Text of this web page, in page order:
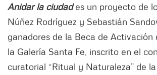
Anidar la ciudades un proyecto de
Núñez Rodríguez y Sebastián
ganadores de la Beca de Activación
la Galería Santa Fe, inscrito en el
curatorial “Ritual y Naturaleza” de